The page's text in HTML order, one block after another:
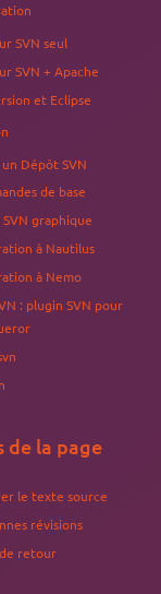
du paquet
") est
SVN seul
SVN + Apache
et Eclipse
Dépôt SVN
de base
graphique
à Nautilus
à Nemo
: plugin SVN pour
de la page
le texte source
révisions
retour